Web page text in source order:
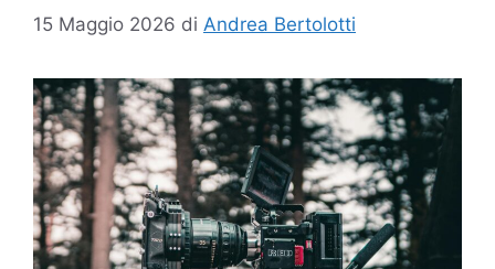
15 Maggio 2026 di Andrea Bertolotti